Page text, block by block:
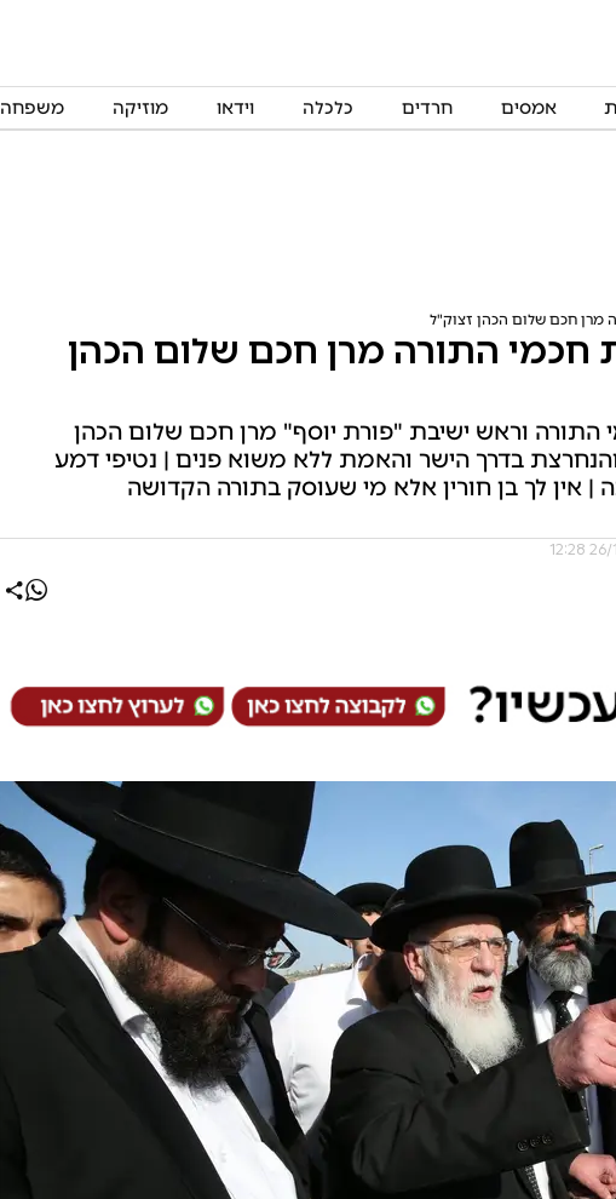
אמסים חרדים כלכלה וידאו מוזיקה משפחה
מרן חכם שלום הכהן זצוק"ל
חכמי התורה מרן חכם שלום הכהן
התורה וראש ישיבת "פורת יוסף" מרן חכם שלום הכהן
בדרך הישר והאמת ללא משוא פנים | נטיפי דמע
| אין לך בן חורין אלא מי שעוסק בתורה הקדושה